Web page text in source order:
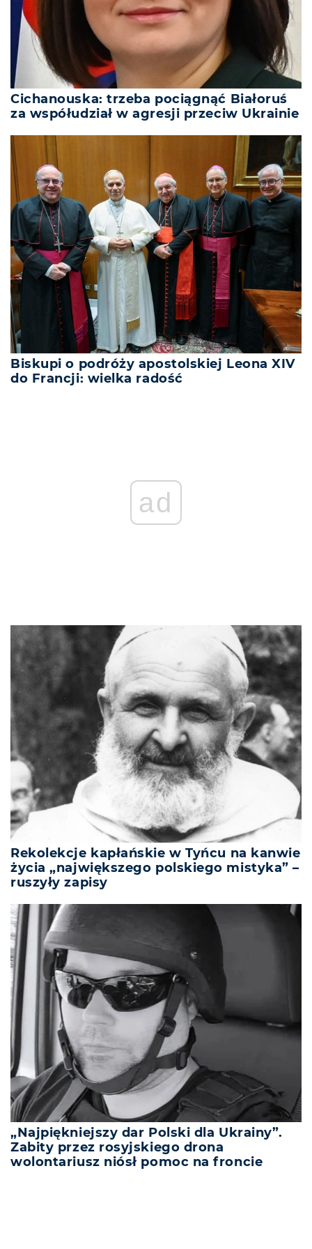
Cichanouska: trzeba pociągnąć Białoruś
za współudział w agresji przeciw Ukrainie
Biskupi o podróży apostolskiej Leona XIV
do Francji: wielka radość
ad
Rekolekcje kapłańskie w Tyńcu na kanwie
życia „największego polskiego mistyka” –
ruszyły zapisy
„Najpiękniejszy dar Polski dla Ukrainy”.
Zabity przez rosyjskiego drona
wolontariusz niósł pomoc na froncie